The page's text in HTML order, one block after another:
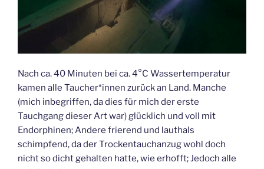
Nach ca. 40 Minuten bei ca. 4°C Wassertemperatur
kamen alle Taucher*innen zurück an Land. Manche
(mich inbegriffen, da dies für mich der erste
Tauchgang dieser Art war) glücklich und voll mit
Endorphinen; Andere frierend und lauthals
schimpfend, da der Trockentauchanzug wohl doch
nicht so dicht gehalten hatte, wie erhofft; Jedoch alle